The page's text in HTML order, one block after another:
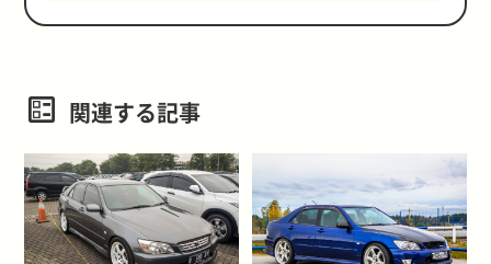
関連する記事